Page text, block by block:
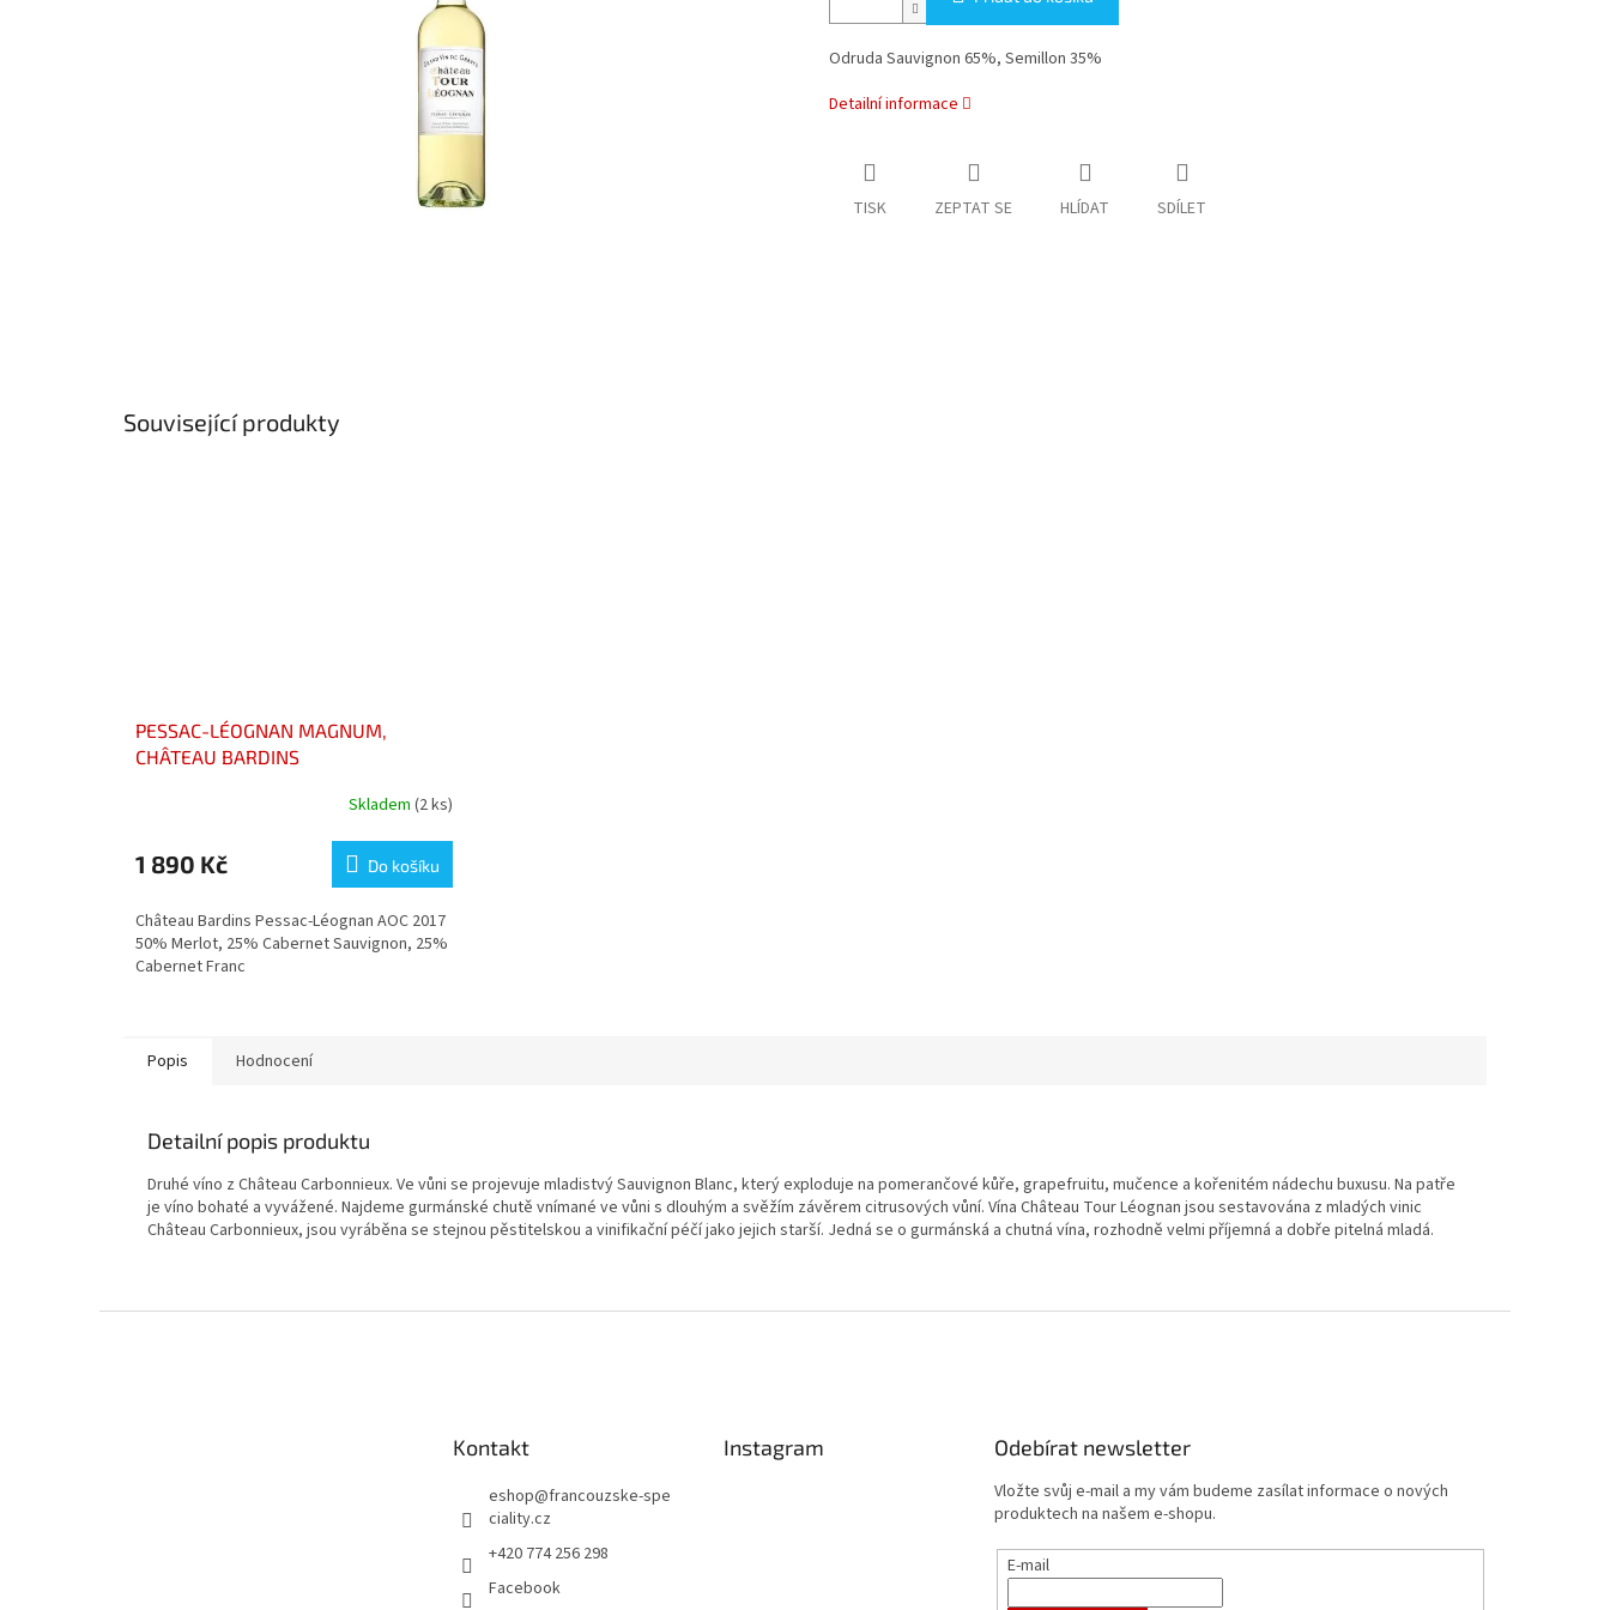
Odruda Sauvignon 65%, Semillon 35%
Detailní informace
TISK ZEPTAT SE HLÍDAT SDÍLET
Související produkty
PESSAC-LÉOGNAN MAGNUM,
CHÂTEAU BARDINS
Skladem (2 ks)
1 890 Kč Do košíku
Château Bardins Pessac-Léognan AOC 2017
50% Merlot, 25% Cabernet Sauvignon, 25%
Cabernet Franc
Popis Hodnocení
Detailní popis produktu
Druhé víno z Château Carbonnieux. Ve vůni se projevuje mladistvý Sauvignon Blanc, který exploduje na pomerančové kůře, grapefruitu, mučence a kořenitém nádechu buxusu. Na patře
je víno bohaté a vyvážené. Najdeme gurmánské chutě vnímané ve vůni s dlouhým a svěžím závěrem citrusových vůní. Vína Château Tour Léognan jsou sestavována z mladých vinic
Château Carbonnieux, jsou vyráběna se stejnou pěstitelskou a vinifikační péčí jako jejich starší. Jedná se o gurmánská a chutná vína, rozhodně velmi příjemná a dobře pitelná mladá.
Kontakt
eshop@francouzske-spe
ciality.cz
+420 774 256 298
Facebook
Instagram Odebírat newsletter
Vložte svůj e-mail a my vám budeme zasílat informace o nových
produktech na našem e-shopu.
E-mail